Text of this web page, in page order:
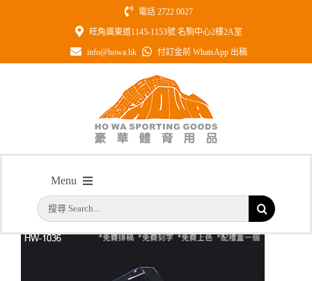
電話 2722 0027
旺角廣東道1145-1153號 名駒中心2樓2A室
info@howa.hk 付訂金前 WhatsApp 出稿
Menu
首頁
搜
索
結
主頁